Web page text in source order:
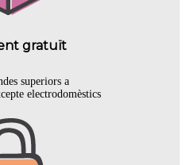
gratuït
superiors a
electrodomèstics